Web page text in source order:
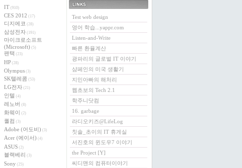
IT (910)
CES 2012 (17)
디지에코 (28)
삼성전자 (191)
마이크로소프트
(Microsoft) (5)
팬택 (23)
HP (28)
Olympus (3)
SK텔레콤 (53)
LG전자 (21)
인텔 (4)
레노버 (8)
화웨이 (2)
퀄컴 (3)
Adobe (어도비) (3)
Acer (에이서) (4)
ASUS (2)
블랙베리 (3)
Sony (25)
링크
Test web design
영어 학습...yappr.com
Listen-and-Write
빠른 환율계산
광파리의 글로벌 IT 이야기
샴페인의 미국 생활기
지민아빠의 해처리
웹초보의 Tech 2.1
학주니닷컴
16. garbage
라디오키즈@LifeLog
칫솔_초이의 IT 휴게실
서진호의 윈도우7 이야기
the Project [Y]
씨디맨의 컴퓨터이야기